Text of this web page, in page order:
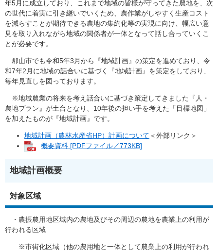
年5月に成立しており、これまで地域の皆様が守ってきた農地を、次
の世代に着実に引き継いでいくため、農作業がしやすく生産コスト
を減らすことが期待できる農地の集約化等の実現に向け、幅広い意
見を取り入れながら地域の関係者が一体となって話し合っていくこ
とが必要です。
郡山市でも令和5年3月から『地域計画』の策定を進めており、令
和7年2月に地域の話合いに基づく『地域計画』を策定をしており、
毎年見直しを図っております。
※地域農業の将来を考え話合いに基づき策定してきました『人・
農地プラン』が土台となり、10年後の担い手を考えた「目標地図」
を加えたものが『地域計画』です。
地域計画（農林水産省HP）計画について ＜外部リンク＞
概要資料 [PDFファイル／773KB]
地域計画概要
対象区域
・農振農用地区域内の農地及びその周辺の農地を農業上の利用が
行われる区域
※市街化区域（他の農用地と一体として農業上の利用が行われ